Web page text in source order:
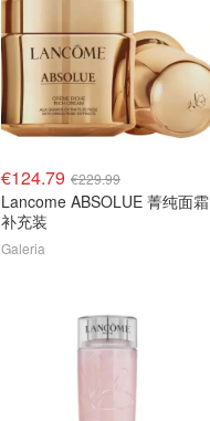
€124.79 €229.99
Lancome ABSOLUE 菁纯面霜
补充装
Galeria